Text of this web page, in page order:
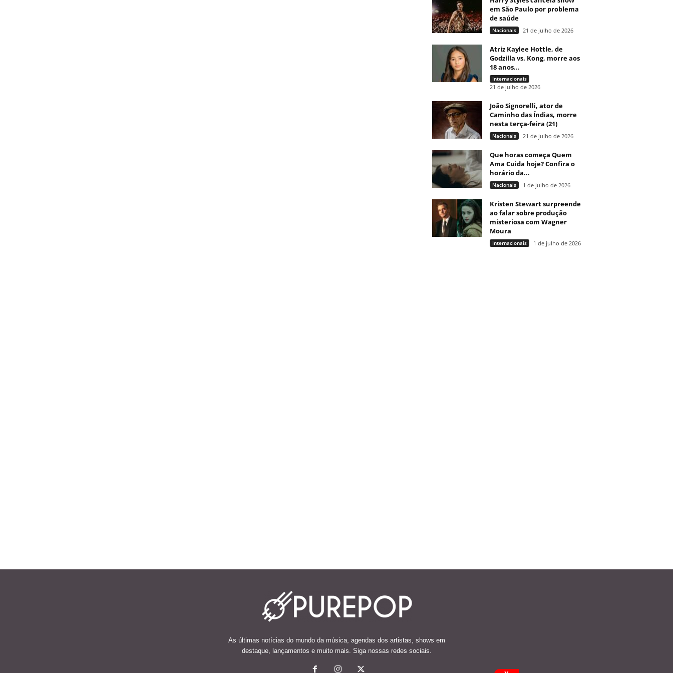
em São Paulo por problema
de saúde
Nacionais 21 de julho de 2026
Atriz Kaylee Hottle, de
Godzilla vs. Kong, morre aos
18 anos...
Internacionais
21 de julho de 2026
João Signorelli, ator de
Caminho das Índias, morre
nesta terça-feira (21)
Nacionais 21 de julho de 2026
Que horas começa Quem
Ama Cuida hoje? Confira o
horário da...
Nacionais 1 de julho de 2026
Kristen Stewart surpreende
ao falar sobre produção
misteriosa com Wagner
Moura
Internacionais 1 de julho de 2026
As últimas notícias do mundo da música, agendas dos artistas, shows em
destaque, lançamentos e muito mais. Siga nossas redes sociais.